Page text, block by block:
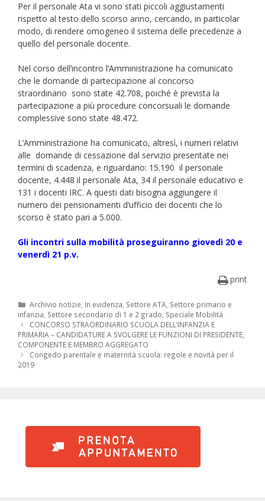
Per il personale Ata vi sono stati piccoli aggiustamenti
rispetto al testo dello scorso anno, cercando, in particolar
modo, di rendere omogeneo il sistema delle precedenze a
quello del personale docente.
Nel corso dell’incontro l’Amministrazione ha comunicato
che le domande di partecipazione al concorso
straordinario sono state 42.708, poiché è prevista la
partecipazione a più procedure concorsuali le domande
complessive sono state 48.472.
L’Amministrazione ha comunicato, altresì, i numeri relativi
alle domande di cessazione dal servizio presentate nei
termini di scadenza, e riguardano: 15.190 il personale
docente, 4.448 il personale Ata, 34 il personale educativo e
131 i docenti IRC. A questi dati bisogna aggiungere il
numero dei pensionamenti d’ufficio dei docenti che lo
scorso è stato pari a 5.000.
Gli incontri sulla mobilità proseguiranno giovedì 20 e
venerdì 21 p.v.
print
Categorie
Archivio notizie, In evidenza, Settore ATA, Settore primario e
infanzia, Settore secondario di 1 e 2 grado, Speciale Mobilità
Navigazione
articolo
CONCORSO STRAORDINARIO SCUOLA DELL’INFANZIA E
PRIMARIA – CANDIDATURE A SVOLGERE LE FUNZIONI DI PRESIDENTE,
COMPONENTE E MEMBRO AGGREGATO
Congedo parentale e maternità scuola: regole e novità per il
2019